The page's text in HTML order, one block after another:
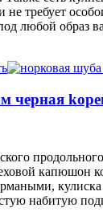
не требует
любой образ
черная
капюшон
набитую